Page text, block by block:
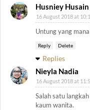
Husniey Husain
16 August 2018 at
Untung yang
Reply Delete
Replies
Nieyla Nadia
16 August 2018 at
Salah satu
kaum wanita.